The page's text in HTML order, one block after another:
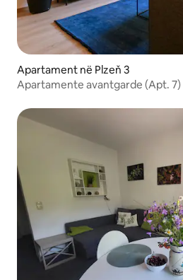
Apartament në Plzeň 3
Apartamente avantgarde (Apt. 7)